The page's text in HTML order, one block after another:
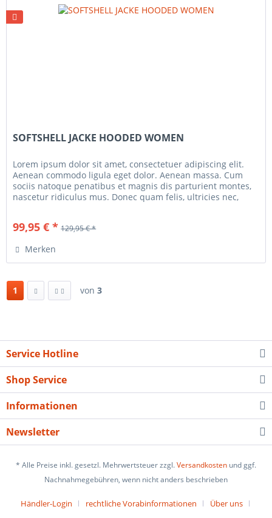
SOFTSHELL JACKE HOODED WOMEN
Lorem ipsum dolor sit amet, consectetuer adipiscing elit.
Aenean commodo ligula eget dolor. Aenean massa. Cum
sociis natoque penatibus et magnis dis parturient montes,
nascetur ridiculus mus. Donec quam felis, ultricies nec,
99,95 € * 129,95 € *
Merken
1 von 3
Service Hotline
Shop Service
Informationen
Newsletter
* Alle Preise inkl. gesetzl. Mehrwertsteuer zzgl.Versandkosten und ggf.
Nachnahmegebühren, wenn nicht anders beschrieben
Händler-Login rechtliche Vorabinformationen Über uns